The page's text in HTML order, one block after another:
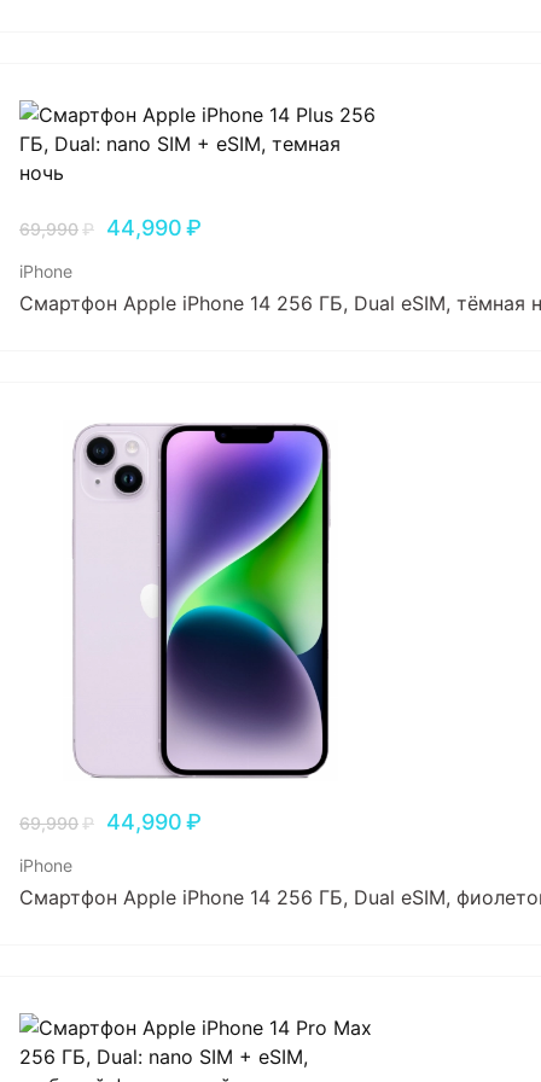
69,990₽ 44,990₽
iPhone
Смартфон Apple iPhone 14 256 ГБ, Dual еSIM, тёмная
69,990₽ 44,990₽
iPhone
Смартфон Apple iPhone 14 256 ГБ, Dual еSIM,